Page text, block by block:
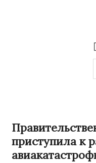
приступила к